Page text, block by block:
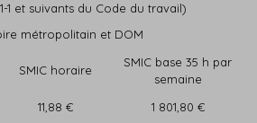
1 et suivants du Code du travail)
métropolitain et DOM
SMIC horaire
SMIC base 35 h par
semaine
11,88 € 1 801,80 €